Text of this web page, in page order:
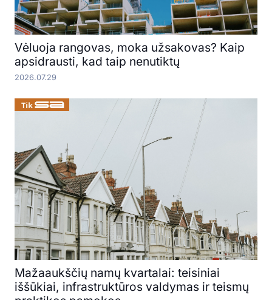
Vėluoja rangovas, moka užsakovas? Kaip
apsidrausti, kad taip nenutiktų
2026.07.29
Mažaaukščių namų kvartalai: teisiniai
iššūkiai, infrastruktūros valdymas ir teismų